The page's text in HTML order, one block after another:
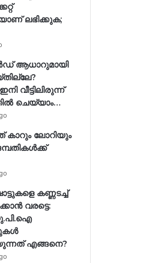
ലഭിക്കുക;
ആധാറുമായി
വീട്ടിലിരുന്ന്
ചെയ്യാം…
കാറും ലോറിയും
ദമ്പതികള്‍ക്ക്
കണ്ണടച്ച്
വരട്ടെ:
എങ്ങനെ?